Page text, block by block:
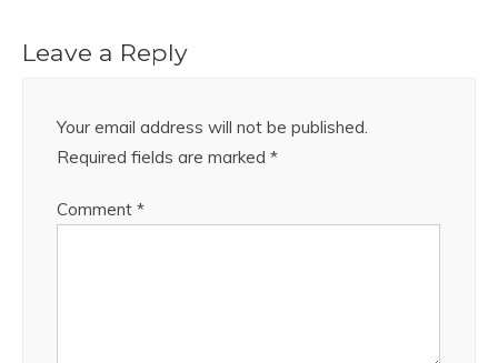
Leave a Reply
Your email address will not be published.
Required fields are marked *
Comment *